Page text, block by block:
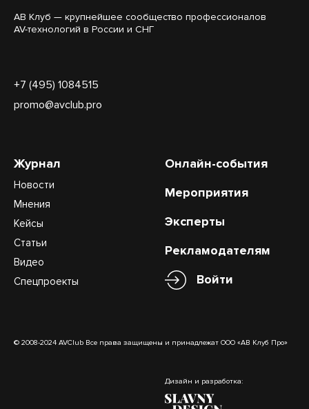
АВ Клуб — крупнейшее сообщество профессионалов
AV-технологий в России и СНГ
+7 (495) 1084515
promo@avclub.pro
Журнал
Новости
Мнения
Кейсы
Статьи
Видео
Спецпроекты
Онлайн-события
Мероприятия
Эксперты
Рекламодателям
Войти
© 2008-2024 AVClub Все права защищены и принадлежат ООО «АВ Клуб Про»
Дизайн и разработка: